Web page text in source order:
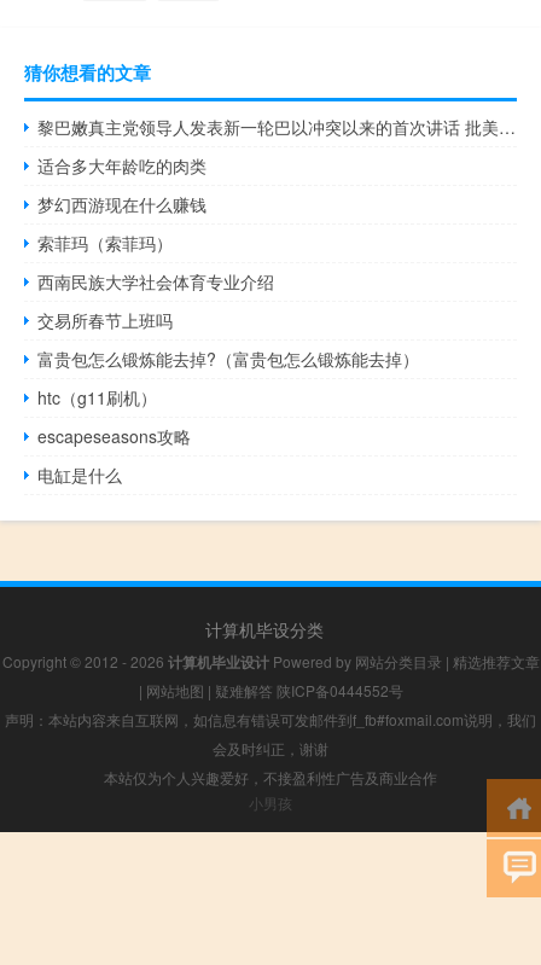
猜你想看的文章
黎巴嫩真主党领导人发表新一轮巴以冲突以来的首次讲话 批美国“应对加沙战争负全责”
适合多大年龄吃的肉类
梦幻西游现在什么赚钱
索菲玛（索菲玛）
西南民族大学社会体育专业介绍
交易所春节上班吗
富贵包怎么锻炼能去掉?（富贵包怎么锻炼能去掉）
htc（g11刷机）
escapeseasons攻略
电缸是什么
计算机毕设分类
Copyright © 2012 - 2026 计算机毕业设计Powered by 网站分类目录 | 精选推荐文章
| 网站地图 | 疑难解答 陕ICP备0444552号
声明：本站内容来自互联网，如信息有错误可发邮件到f_fb#foxmail.com说明，我们
会及时纠正，谢谢
本站仅为个人兴趣爱好，不接盈利性广告及商业合作
小男孩